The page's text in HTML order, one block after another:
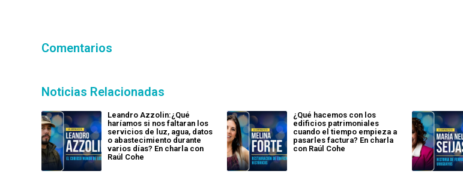
Comentarios
Noticias Relacionadas
Leandro Azzolin:¿Qué
haríamos si nos faltaran los
servicios de luz, agua, datos
o abastecimiento durante
varios días? En charla con
Raúl Cohe
¿Qué hacemos con los
edificios patrimoniales
cuando el tiempo empieza a
pasarles factura? En charla
con Raúl Cohe